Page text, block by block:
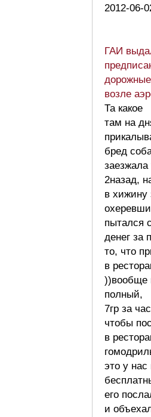
2012-06-
ГАИ
возле
Та какое
там на
бред
заезжала
2назад,
в хижину
пытался
денег за
то, что
в
))вообще
полный,
7гр за
чтобы
в
это у нас
его
и